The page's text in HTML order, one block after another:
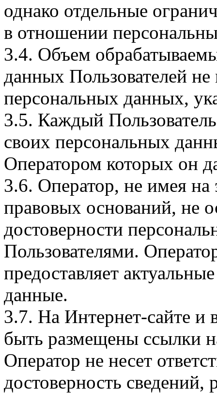
однако отдельные
в отношении
3.4. Объем
данных Пользователей
персональных данных,
3.5. Каждый
своих персональных
Оператором которых он
3.6. Оператор, не имея
правовых оснований, не
достоверности
Пользователями.
предоставляет
данные.
3.7. На Интернет-сайте
быть размещены ссылки
Оператор не несет
достоверность